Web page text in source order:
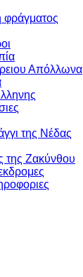
φράγματος
Απόλλωνα
της Νέδας
της Ζακύνθου